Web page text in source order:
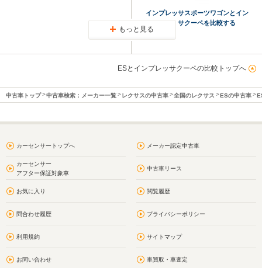
インプレッサスポーツワゴンとイン
プレッサクーペを比較する
もっと見る
ESとインプレッサクーペの比較トップへ
中古車トップ 中古車検索：メーカー一覧 レクサスの中古車 全国のレクサス ESの中古車
カーセンサートップへ メーカー認定中古車
カーセンサー
アフター保証対象車
中古車リース
お気に入り 閲覧履歴
問合わせ履歴 プライバシーポリシー
利用規約 サイトマップ
お問い合わせ 車買取・車査定